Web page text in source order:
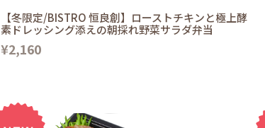
【冬限定/BISTRO 恒良創】ローストチキンと極上酵
素ドレッシング添えの朝採れ野菜サラダ弁当
¥2,160